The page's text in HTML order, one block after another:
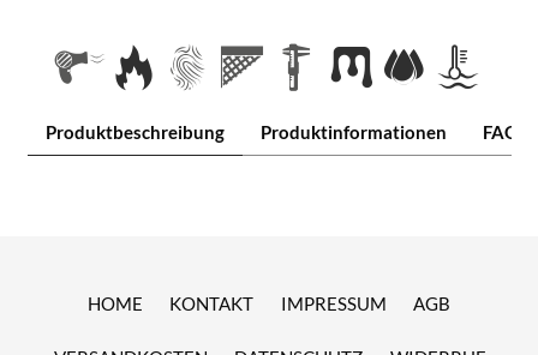
Produktbeschreibung Produktinformationen FAQ
HOME KONTAKT IMPRESSUM AGB